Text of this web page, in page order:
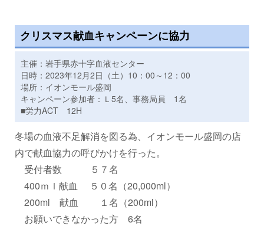
クリスマス献血キャンペーンに協力
主催：岩手県赤十字血液センター
日時：2023年12月2日（土）10：00～12：00
場所：イオンモール盛岡
キャンペーン参加者：Ｌ5名、事務局員 1名
■労力ACT 12H
冬場の血液不足解消を図る為、イオンモール盛岡の店
内で献血協力の呼びかけを行った。
受付者数 ５７名
400ｍｌ献血 ５０名（20,000ml）
200ml 献血 １名（200ml）
お願いできなかった方 6名